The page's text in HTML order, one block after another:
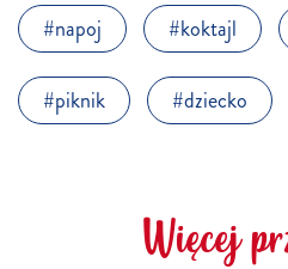
napoj
koktajl
piknik dziecko
Więcej